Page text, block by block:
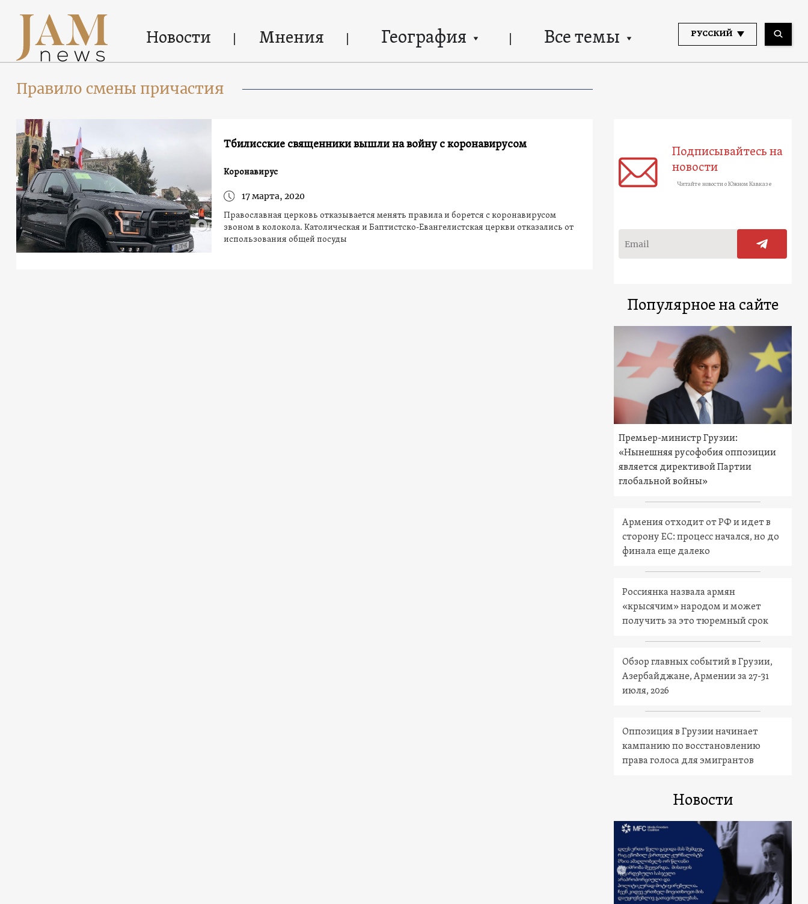
Новости Мнения География Все темы РУССКИЙ
Правило смены причастия
Тбилисские священники вышли на войну с коронавирусом
Коронавирус
17 марта, 2020
Православная церковь отказывается менять правила и борется с коронавирусом
звоном в колокола. Католическая и Баптистско-Евангелистская церкви отказались от
использования общей посуды
Подписывайтесь на
новости
Читайте новости о Южном Кавказе
Популярное на сайте
Премьер-министр Грузии:
«Нынешняя русофобия оппозиции
является директивой Партии
глобальной войны»
Армения отходит от РФ и идет в
сторону ЕС: процесс начался, но до
финала еще далеко
Россиянка назвала армян
«крысячим» народом и может
получить за это тюремный срок
Обзор главных событий в Грузии,
Азербайджане, Армении за 27-31
июля, 2026
Оппозиция в Грузии начинает
кампанию по восстановлению
права голоса для эмигрантов
Новости